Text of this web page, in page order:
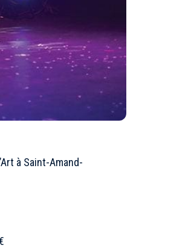
à Saint-Amand-